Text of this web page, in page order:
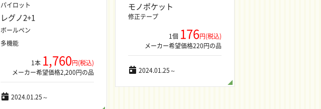
パイロット
レグノ2+1
ボールペン
多機能
1本 1,760円(税込)
メーカー希望価格2,200円の品
2024.01.25～
モノポケット
修正テープ
1個 176円(税込)
メーカー希望価格220円の品
2024.01.25～